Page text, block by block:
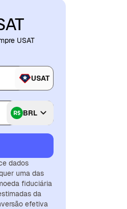
USAT
USAT
BRL
dados
uma das
fiduciária
da
efetiva